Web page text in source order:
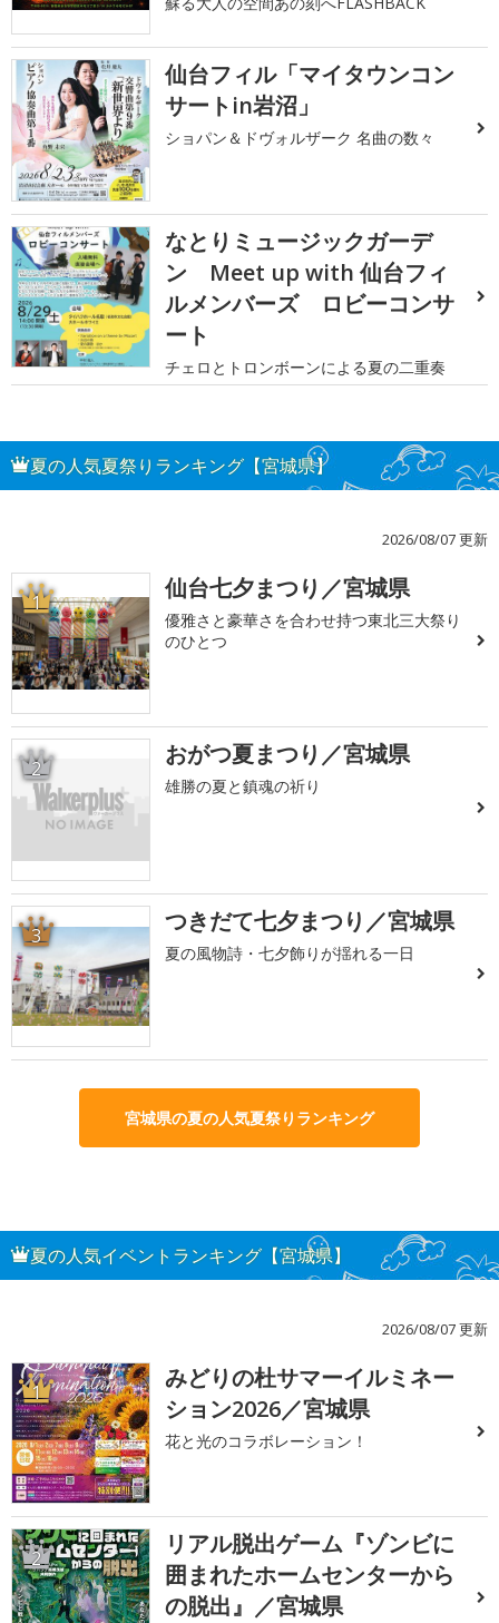
仙台フィル「マイタウンコン
サートin岩沼」
ショパン＆ドヴォルザーク 名曲の数々
なとりミュージックガーデ
ン Meet up with 仙台フィ
ルメンバーズ ロビーコンサ
ート
チェロとトロンボーンによる夏の二重奏
夏の人気夏祭りランキング【宮城県】
2026/08/07 更新
1 仙台七夕まつり／宮城県
優雅さと豪華さを合わせ持つ東北三大祭り
のひとつ
2 おがつ夏まつり／宮城県
雄勝の夏と鎮魂の祈り
3 つきだて七夕まつり／宮城県
夏の風物詩・七夕飾りが揺れる一日
宮城県の夏の人気夏祭りランキング
夏の人気イベントランキング【宮城県】
2026/08/07 更新
1
みどりの杜サマーイルミネー
ション2026／宮城県
花と光のコラボレーション！
2
リアル脱出ゲーム『ゾンビに
囲まれたホームセンターから
の脱出』／宮城県